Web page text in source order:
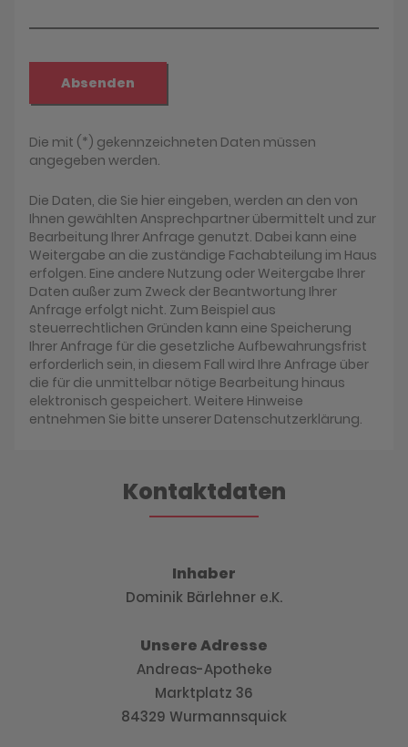
Absenden
Die mit (*) gekennzeichneten Daten müssen
angegeben werden.
Die Daten, die Sie hier eingeben, werden an den von
Ihnen gewählten Ansprechpartner übermittelt und zur
Bearbeitung Ihrer Anfrage genutzt. Dabei kann eine
Weitergabe an die zuständige Fachabteilung im Haus
erfolgen. Eine andere Nutzung oder Weitergabe Ihrer
Daten außer zum Zweck der Beantwortung Ihrer
Anfrage erfolgt nicht. Zum Beispiel aus
steuerrechtlichen Gründen kann eine Speicherung
Ihrer Anfrage für die gesetzliche Aufbewahrungsfrist
erforderlich sein, in diesem Fall wird Ihre Anfrage über
die für die unmittelbar nötige Bearbeitung hinaus
elektronisch gespeichert. Weitere Hinweise
entnehmen Sie bitte unserer Datenschutzerklärung.
Kontaktdaten
Inhaber
Dominik Bärlehner e.K.
Unsere Adresse
Andreas-Apotheke
Marktplatz 36
84329 Wurmannsquick